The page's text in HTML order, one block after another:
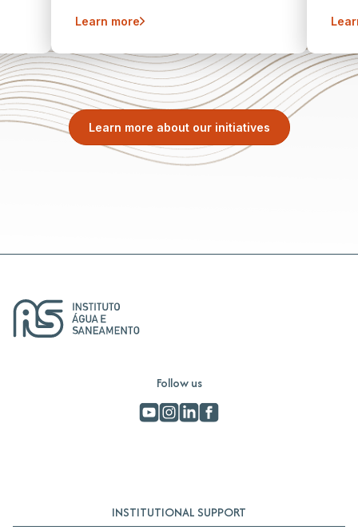
Learn more
Learn more about our initiatives
Follow us
INSTITUTIONAL SUPPORT